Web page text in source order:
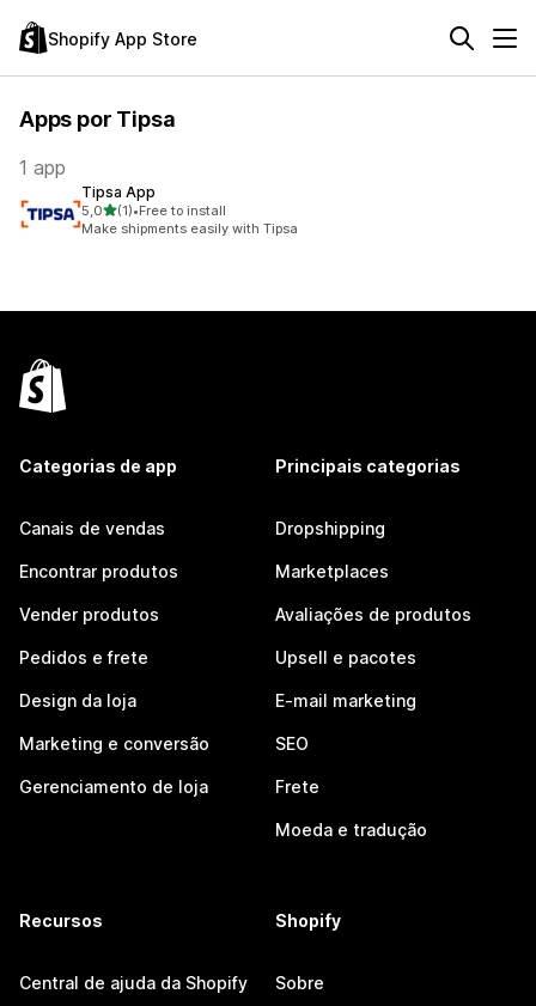
Shopify App Store
Apps por Tipsa
1 app
Tipsa App
5,0de 5 estrelas
(1)
1 avaliações ao todo
•Free to install
Make shipments easily with Tipsa
Categorias de app
Canais de vendas
Encontrar produtos
Vender produtos
Pedidos e frete
Design da loja
Marketing e conversão
Gerenciamento de loja
Principais categorias
Dropshipping
Marketplaces
Avaliações de produtos
Upsell e pacotes
E-mail marketing
SEO
Frete
Moeda e tradução
Recursos
Central de ajuda da Shopify
Shopify
Sobre